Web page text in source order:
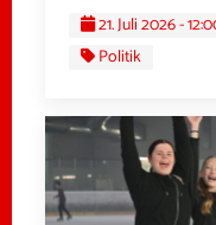
21. Juli 2026 -
Politik